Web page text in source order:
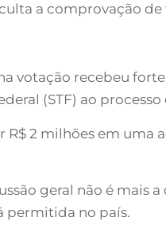
a comprovação de
votação recebeu
(STF) ao
2 milhões em
geral não é
permitida no país.